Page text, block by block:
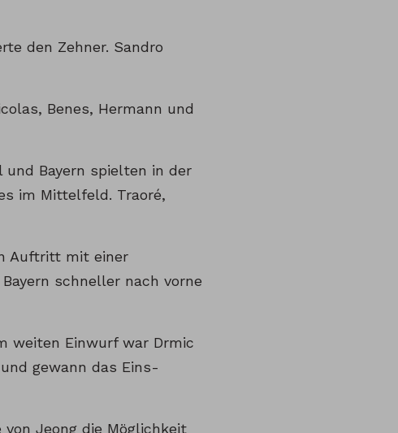
den Zehner. Sandro
Benes, Hermann und
Bayern spielten in der
im Mittelfeld. Traoré,
Auftritt mit einer
schneller nach vorne
weiten Einwurf war Drmic
gewann das Eins-
Jeong die Möglichkeit